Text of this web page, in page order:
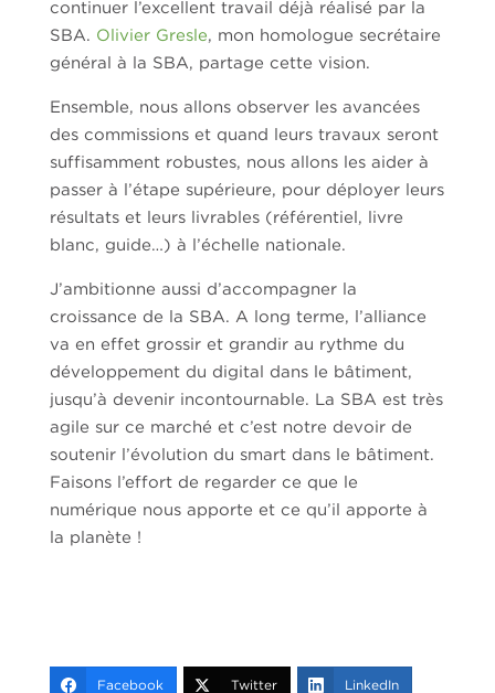
continuer l’excellent travail déjà réalisé par la
SBA. Olivier Gresle , mon homologue secrétaire
général à la SBA, partage cette vision.
Ensemble, nous allons observer les avancées
des commissions et quand leurs travaux seront
suffisamment robustes, nous allons les aider à
passer à l’étape supérieure, pour déployer leurs
résultats et leurs livrables (référentiel, livre
blanc, guide…) à l’échelle nationale.
J’ambitionne aussi d’accompagner la
croissance de la SBA. A long terme, l’alliance
va en effet grossir et grandir au rythme du
développement du digital dans le bâtiment,
jusqu’à devenir incontournable. La SBA est très
agile sur ce marché et c’est notre devoir de
soutenir l’évolution du smart dans le bâtiment.
Faisons l’effort de regarder ce que le
numérique nous apporte et ce qu’il apporte à
la planète !
Facebook Twitter LinkedIn